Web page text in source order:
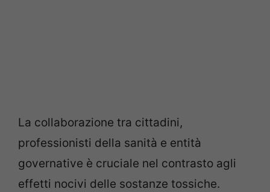
La collaborazione tra cittadini,
professionisti della sanità e entità
governative è cruciale nel contrasto agli
effetti nocivi delle sostanze tossiche.